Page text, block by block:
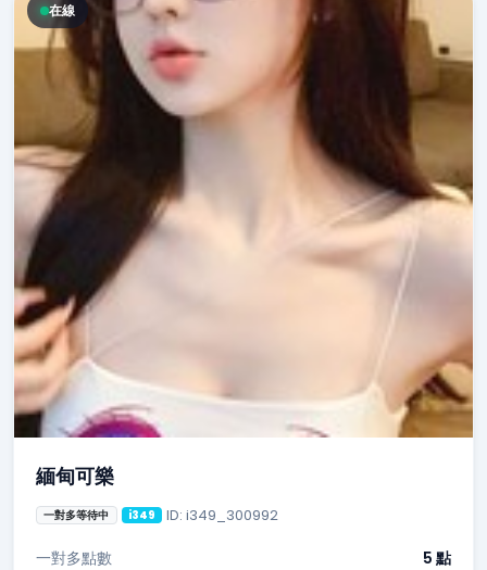
在線
緬甸可樂
一對多等待中 i349 ID: i349_300992
一對多點數
5 點